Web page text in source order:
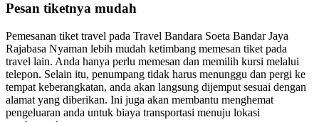
Pesan tiketnya mudah
Pemesanan tiket travel pada Travel Bandara Soeta Bandar Jaya
Rajabasa Nyaman lebih mudah ketimbang memesan tiket pada
travel lain. Anda hanya perlu memesan dan memilih kursi melalui
telepon. Selain itu, penumpang tidak harus menunggu dan pergi ke
tempat keberangkatan, anda akan langsung dijemput sesuai dengan
alamat yang diberikan. Ini juga akan membantu menghemat
pengeluaran anda untuk biaya transportasi menuju lokasi